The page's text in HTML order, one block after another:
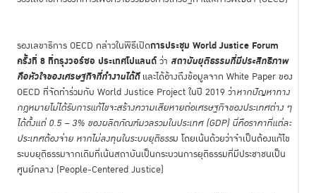
รองเลขาธิการ OECD กล่าวในพิธีเปิดการประชุม World Justice Forum
ครั้งที่ 8 ที่กรุงวอร์ซอ ประเทศโปแลนด์ ว่า สถาบันยุติธรรมที่มีประสิทธิภาพ
คือหัวใจของเศรษฐกิจที่ทำงานได้ดีและได้อ้างถึงข้อมูลจาก White Paper ของ
OECD ที่จัดทำร่วมกับ World Justice Project ในปี 2019 ว่าหากปัญหาทาง
กฎหมายไม่ได้รับการแก้ไขจะสร้างความเสียหายต่อเศรษฐกิจของประเทศต่าง ๆ
ได้ตั้งแต่ 0.5 – 3% ของผลิตภัณฑ์มวลรวมในประเทศ (GDP) นี่คือราคาที่แต่ละ
ประเทศต้องจ่าย หากไม่ลงทุนในระบบยุติธรรม โดยเน้นด้วยว่าจำเป็นต้องแก้ไข
ระบบยุติธรรมจากเดิมที่เน้นสถาบันเป็นกระบวนการยุติธรรมที่มีประชาชนเป็น
ศูนย์กลาง (People-Centered Justice)